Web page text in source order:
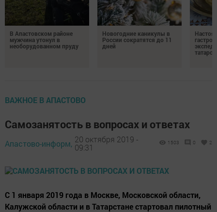
В Апастовском районе
мужчина утонул в
необорудованном пруду
Новогодние каникулы в
России сократятся до 11
дней
ВАЖНОЕ В АПАСТОВО
Самозанятость в вопросах и ответах
Апастово-информ, 20 октября 2019 -
09:31
1503 0 2
С 1 января 2019 года в Москве, Московской области,
Калужской области и в Татарстане стартовал пилотный